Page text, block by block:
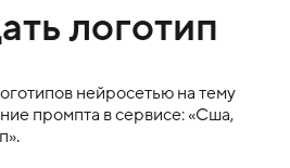
логотип
нейросетью на тему
промпта в сервисе: «Сша,